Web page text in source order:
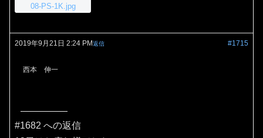
08-PS-1K.jpg
2019年9月21日 2:24 PM #1715
返信
西本 伸一
#1682 への返信